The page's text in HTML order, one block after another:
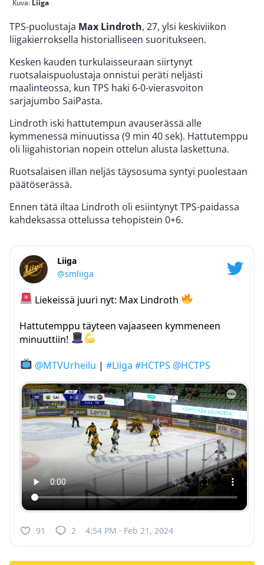
Kuva: Liiga
TPS-puolustaja Max Lindroth, 27, ylsi keskiviikon
liigakierroksella historialliseen suoritukseen.
Kesken kauden turkulaisseuraan siirtynyt
ruotsalaispuolustaja onnistui peräti neljästi
maalinteossa, kun TPS haki 6-0-vierasvoiton
sarjajumbo SaiPasta.
Lindroth iski hattutempun avauserässä alle
kymmenessä minuutissa (9 min 40 sek). Hattutemppu
oli liigahistorian nopein ottelun alusta laskettuna.
Ruotsalaisen illan neljäs täysosuma syntyi puolestaan
päätöserässä.
Ennen tätä iltaa Lindroth oli esiintynyt TPS-paidassa
kahdeksassa ottelussa tehopistein 0+6.
Liiga
@smliiga
Liekeissä juuri nyt: Max Lindroth
Hattutemppu täyteen vajaaseen kymmeneen
minuuttiin!
@MTVUrheilu | #Liiga #HCTPS @HCTPS
91 2 4:54 PM · Feb 21, 2024